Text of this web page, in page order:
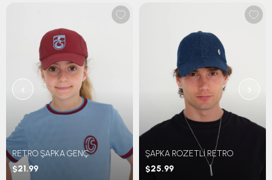
RETRO ŞAPKA GENÇ
$21.99
ŞAPKA ROZETLİ RETRO
$25.99
‹ ›